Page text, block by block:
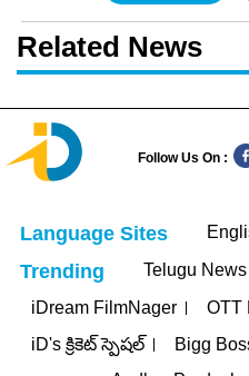
Related News
Follow Us On :
Language Sites
Trending Telugu News
iDream FilmNager
OTT
iD's క్రికెట్ స్పెషల్
Bigg